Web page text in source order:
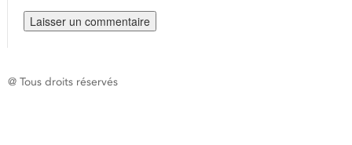
@ Tous droits réservés